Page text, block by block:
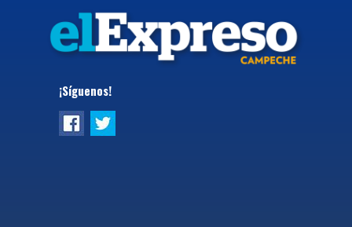
¡Síguenos!